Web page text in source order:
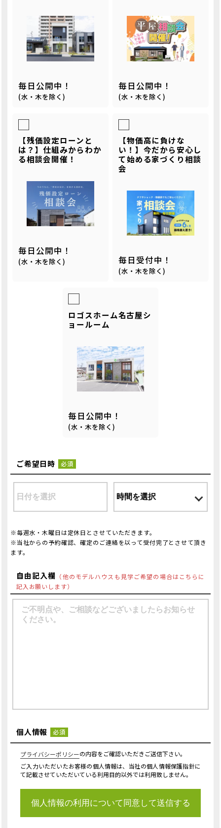
毎日公開中！
(水・木を除く)
毎日公開中！
(水・木を除く)
【残価設定ローンと
は？】仕組みからわか
る相談会開催！
毎日公開中！
(水・木を除く)
【物価高に負けな
い！】今だから安心し
て始める家づくり相談
会
毎日受付中！
(水・木を除く)
ロゴスホーム名古屋シ
ョールーム
毎日公開中！
(水・木を除く)
ご希望日時 必須
※毎週水・木曜日は定休日とさせていただきます。
※当社からの予約確認、確定のご連絡を以って受付完了とさせて頂き
ます。
自由記入欄 （他のモデルハウスも見学ご希望の場合はこちらに
記入お願いします）
個人情報 必須
プライバシーポリシーの内容をご確認いただきご送信下さい。
ご入力いただいたお客様の個人情報は、当社の個人情報保護指針に
て記載させていただいている利用目的以外では利用致しません。